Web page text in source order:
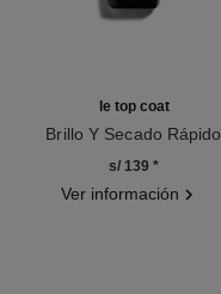
le top coat
Brillo Y Secado Rápido
s/ 139 *
Ver información